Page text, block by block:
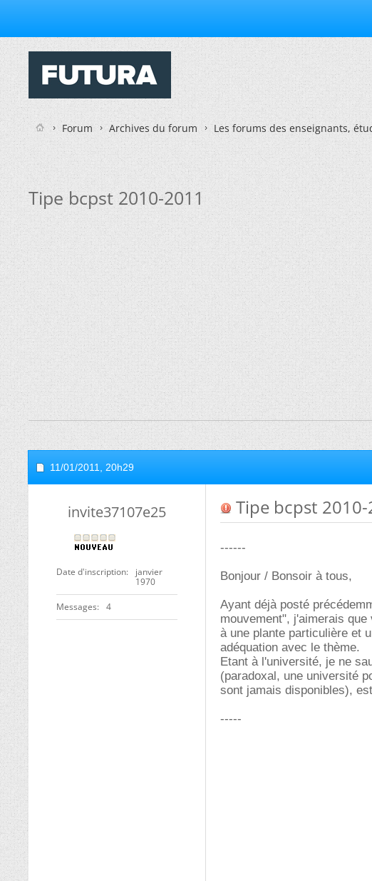
Forum Archives du forum Les forums des enseignants,
Tipe bcpst 2010-2011
11/01/2011, 20h29
invite37107e25
Date d'inscription
janvier
1970
Messages 4
Tipe bcpst 2010-
------
Bonjour / Bonsoir à tous,
Ayant déjà posté
mouvement", j'aimerais
à une plante particulière et
adéquation avec le thème.
Etant à l'université, je ne
(paradoxal, une université
sont jamais disponibles),
-----